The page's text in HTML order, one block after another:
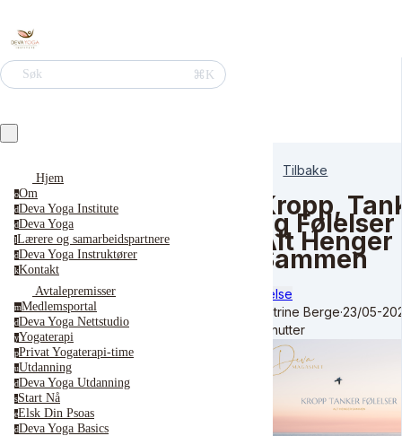
Søk ⌘K
Hjem
oOm
dDeva Yoga Institute
dDeva Yoga
lLærere og samarbeidspartnere
dDeva Yoga Instruktører
kKontakt
Avtalepremisser
mMedlemsportal
dDeva Yoga Nettstudio
yYogaterapi
pPrivat Yogaterapi-time
uUtdanning
dDeva Yoga Utdanning
sStart Nå
eElsk Din Psoas
dDeva Yoga Basics
Tilbake
Kropp,
og
Alt Henger
Sammen
Helse
Katrine Berge·23/05-
minutter